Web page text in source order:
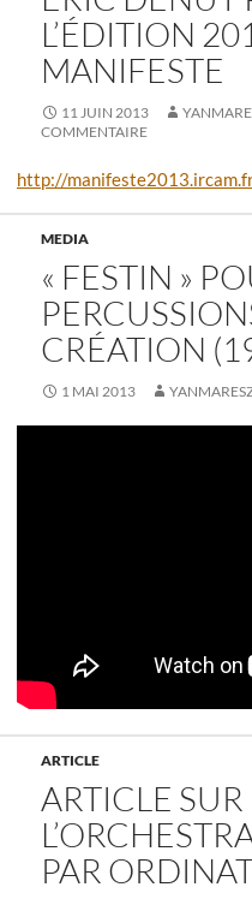
L’ÉDITION
MANIFESTE
11 JUIN 2013
COMMENTAIRE
http://
MEDIA
« FESTIN »
CRÉATION
1 MAI 2013
ARTICLE
ARTICLE SUR
PAR